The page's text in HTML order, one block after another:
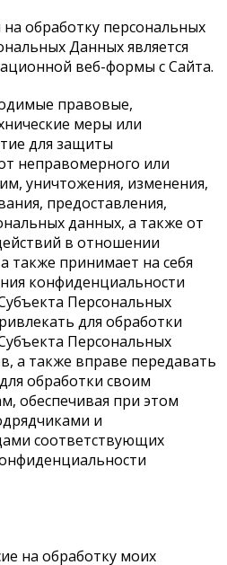
обработку персональных
Данных является
веб-формы с Сайта.
правовые,
меры или
для защиты
неправомерного или
уничтожения, изменения,
предоставления,
данных, а также от
в отношении
также принимает на себя
конфиденциальности
Персональных
для обработки
Персональных
а также вправе передавать
обработки своим
обеспечивая при этом
и
соответствующих
на обработку моих